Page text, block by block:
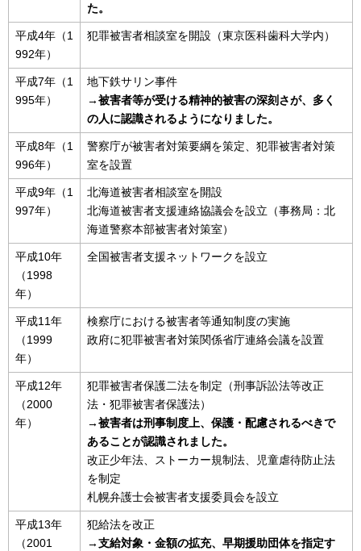
た。
平成4年（1
992年）
犯罪被害者相談室を開設（東京医科歯科大学内）
平成7年（1
995年）
地下鉄サリン事件
→被害者等が受ける精神的被害の深刻さが、多く
の人に認識されるようになりました。
平成8年（1
996年）
警察庁が被害者対策要綱を策定、犯罪被害者対策
室を設置
平成9年（1
997年）
北海道被害者相談室を開設
北海道被害者支援連絡協議会を設立（事務局：北
海道警察本部被害者対策室）
平成10年
（1998
年）
全国被害者支援ネットワークを設立
平成11年
（1999
年）
検察庁における被害者等通知制度の実施
政府に犯罪被害者対策関係省庁連絡会議を設置
平成12年
（2000
年）
犯罪被害者保護二法を制定（刑事訴訟法等改正
法・犯罪被害者保護法）
→被害者は刑事制度上、保護・配慮されるべきで
あることが認識されました。
改正少年法、ストーカー規制法、児童虐待防止法
を制定
札幌弁護士会被害者支援委員会を設立
平成13年
（2001
犯給法を改正
→支給対象・金額の拡充、早期援助団体を指定す